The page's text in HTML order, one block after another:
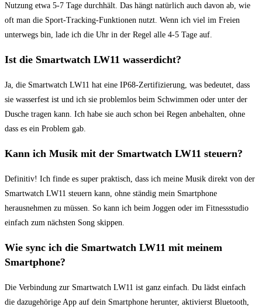
Nutzung etwa 5-7 Tage durchhält.​ Das hängt natürlich auch davon​ ab, wie
oft man​ die Sport-Tracking-Funktionen nutzt. Wenn ich viel im Freien
unterwegs⁣ bin, ‌lade ich die Uhr in der Regel​ alle 4-5 Tage ‍auf.
Ist‍ die Smartwatch LW11 wasserdicht?
Ja, die Smartwatch LW11 hat ​eine⁤ IP68-Zertifizierung, was bedeutet, ‍dass
sie wasserfest ist⁢ und ‍ich sie ⁤problemlos beim Schwimmen ‍oder unter ‍der
Dusche tragen‍ kann.⁤ Ich ⁤habe sie auch schon​ bei Regen‌ anbehalten, ohne
dass es ein Problem ⁢gab.
Kann ich Musik mit der Smartwatch LW11 steuern?
Definitiv!‍ Ich finde⁣ es super praktisch, dass ich meine Musik direkt von der
Smartwatch LW11 steuern kann,⁤ ohne ständig mein⁢ Smartphone
herausnehmen zu ⁣müssen. ⁢So⁢ kann ich beim Joggen oder im Fitnessstudio
einfach zum ​nächsten Song skippen.
Wie sync ich die Smartwatch LW11 ⁤mit ⁣meinem⁤
Smartphone?
Die Verbindung zur⁢ Smartwatch ⁣LW11 ist ⁢ganz einfach. Du lädst einfach
die dazugehörige App ‌auf⁤ dein Smartphone ‍herunter, aktivierst‍ Bluetooth,